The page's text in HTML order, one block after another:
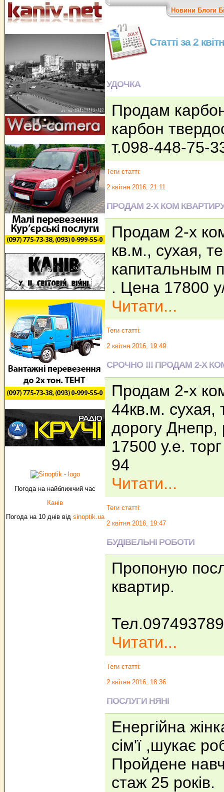
Погода на найближчий час
Канів
Погода на 10 днів від sinoptik.ua
Новини Блоги
Статті за 2
УДОЧКА
Продам
карбон
т.098-448-75-
Теги статті:
2 квітня 2016, 21:11
ПРОДАМ 2-Х КОМ
Продам 2-х
кв.м., сухая,
капитальным
. Цена 17800
Читати...
Теги статті:
2 квітня 2016, 19:49
СРОЧНО !!! ПРОДАМ 2-Х
Продам 2-х
44кв.м. сухая,
дорогу
17500 у.е.
94
Читати...
Теги статті:
2 квітня 2016, 19:47
БУДІВЕЛЬНІ РОБОТИ
Пропоную
квартир.
Читати...
Теги статті:
2 квітня 2016, 18:36
ПОСЛУГИ НЯНІ
Енергійна
сім'ї ,шукає
Пройдене
стаж 25 рокiв.